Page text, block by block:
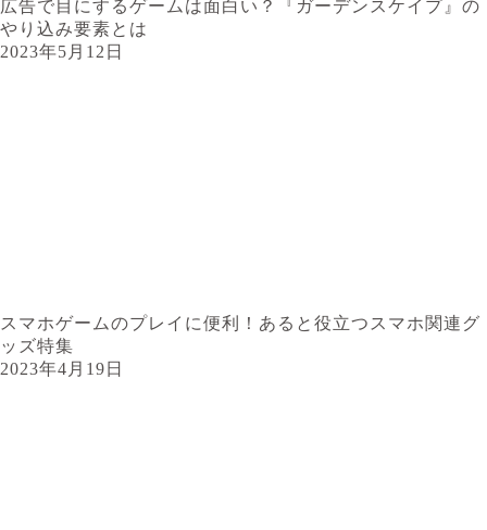
広告で目にするゲームは面白い？『ガーデンスケイプ』の
やり込み要素とは
2023年5月12日
スマホゲームのプレイに便利！あると役立つスマホ関連グ
ッズ特集
2023年4月19日